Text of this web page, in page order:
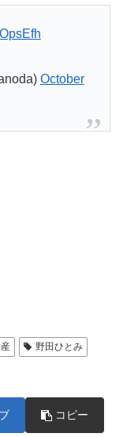
October
野田ひとみ
コピー